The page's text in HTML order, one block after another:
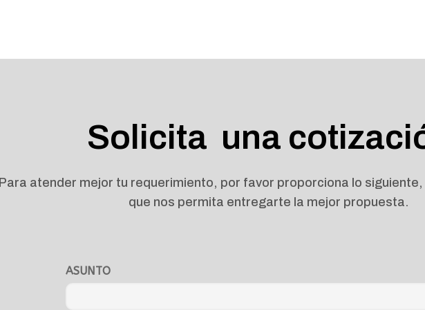
Solicita una
Para atender mejor tu requerimiento, por favor proporciona lo
que nos permita entregarte la mejor propuesta.
ASUNTO